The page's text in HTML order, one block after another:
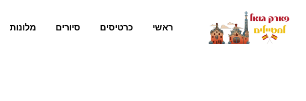
ראשי כרטיסים סיורים מלונות